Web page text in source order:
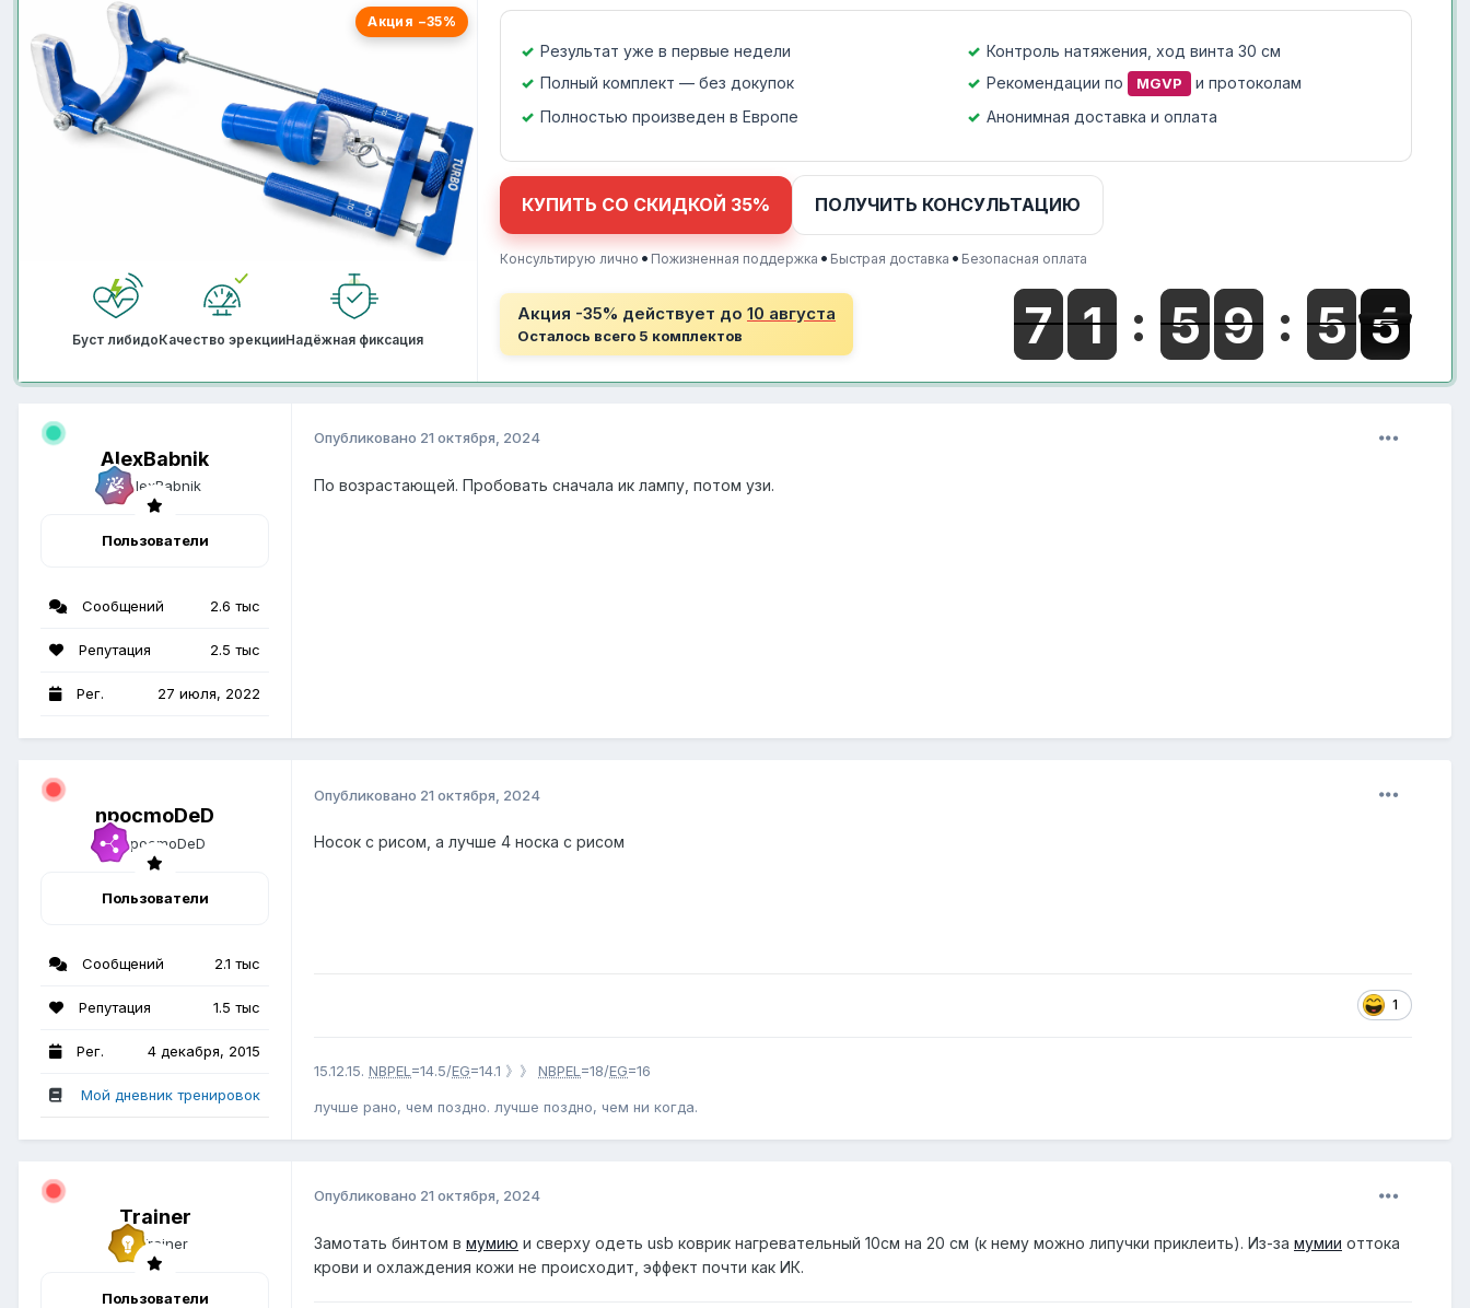
Акция −35%
Буст либидоКачество эрекцииНадёжная фиксация
Результат уже в первые недели
Контроль натяжения, ход винта 30 см
Полный комплект — без докупок
Рекомендации по MGVP
и протоколам
Полностью произведен в Европе
Анонимная доставка и оплата
КУПИТЬ СО СКИДКОЙ 35% ПОЛУЧИТЬ КОНСУЛЬТАЦИЮ
Консультирую лично • Пожизненная поддержка • Быстрая доставка • Безопасная оплата
Акция -35% действует до 10 августа
Осталось всего 5 комплектов
AlexBabnik
Пользователи
Сообщений 2.6 тыс
Репутация 2.5 тыс
Рег. 27 июля, 2022
Опубликовано 21 октября, 2024
По возрастающей. Пробовать сначала ик лампу, потом узи.
npocmoDeD
Пользователи
Сообщений 2.1 тыс
Репутация 1.5 тыс
Рег. 4 декабря, 2015
Мой дневник тренировок
Опубликовано 21 октября, 2024
Носок с рисом, а лучше 4 носка с рисом
1
15.12.15. NBPEL =14.5/EG=14.1 》》 NBPEL =18/EG=16
лучше рано, чем поздно. лучше поздно, чем ни когда.
Trainer
Пользователи
Опубликовано 21 октября, 2024
Замотать бинтом в мумию и сверху одеть usb коврик нагревательный 10см на 20 см (к нему можно липучки приклеить). Из-за мумии оттока
крови и охлаждения кожи не происходит, эффект почти как ИК.